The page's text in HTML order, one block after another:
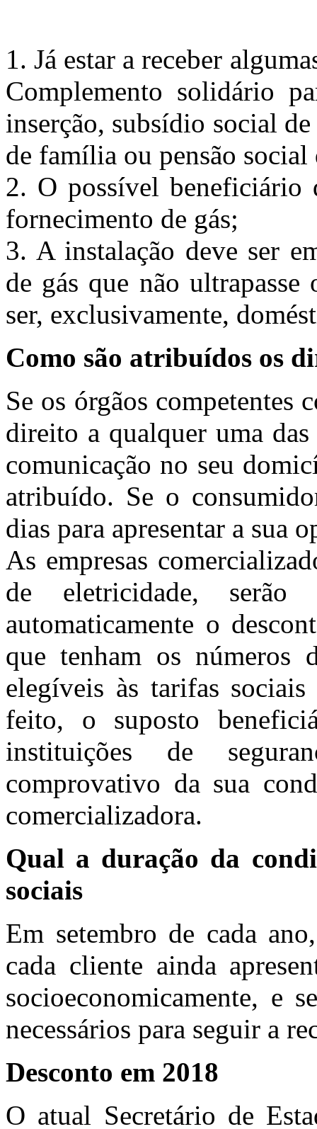
1. Já estar a receber
Complemento solidário
inserção, subsídio social
de família ou pensão
2. O possível
fornecimento de gás;
3. A instalação deve ser
de gás que não ultrapasse
ser, exclusivamente,
Como são atribuídos os
Se os órgãos competentes
direito a qualquer uma
comunicação no seu
atribuído. Se o
dias para apresentar a sua
As empresas
de eletricidade, serão
automaticamente o
que tenham os números
elegíveis às tarifas
feito, o suposto
instituições de
comprovativo da sua
comercializadora.
Qual a duração da
sociais
Em setembro de cada
cada cliente ainda
socioeconomicamente, e
necessários para seguir a
Desconto em 2018
O atual Secretário de